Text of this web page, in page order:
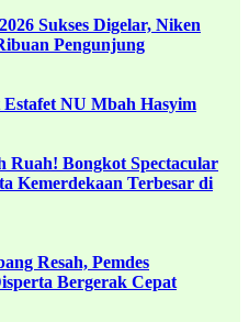
Sukses Digelar, Niken
Pengunjung
NU Mbah Hasyim
Ruah! Bongkot Spectacular
Kemerdekaan Terbesar di
Resah, Pemdes
Bergerak Cepat